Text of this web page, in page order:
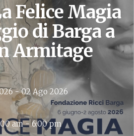
Felice Magia
di Barga a
Armitage
- 02 Ago 2026
am - 6:00 pm